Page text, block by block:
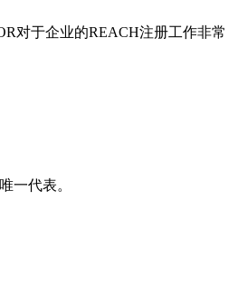
对于企业的REACH注册工作非常
一代表。